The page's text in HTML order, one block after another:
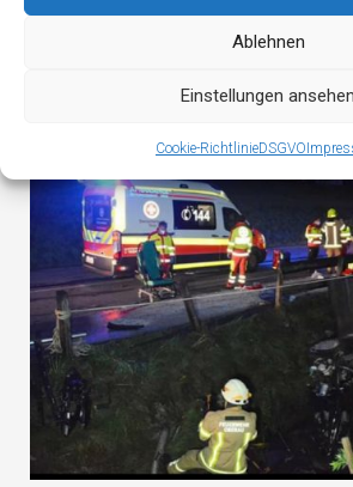
Ablehnen
Einstellungen ansehen
Cookie-RichtlinieDSGVO